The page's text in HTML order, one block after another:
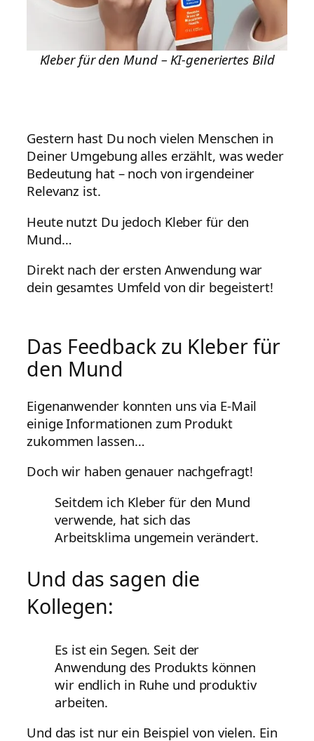
Kleber für den Mund – KI-generiertes Bild
Gestern hast Du noch vielen Menschen in
Deiner Umgebung alles erzählt, was weder
Bedeutung hat – noch von irgendeiner
Relevanz ist.
Heute nutzt Du jedoch Kleber für den
Mund…
Direkt nach der ersten Anwendung war
dein gesamtes Umfeld von dir begeistert!
Das Feedback zu Kleber für
den Mund
Eigenanwender konnten uns via E-Mail
einige Informationen zum Produkt
zukommen lassen…
Doch wir haben genauer nachgefragt!
Seitdem ich Kleber für den Mund
verwende, hat sich das
Arbeitsklima ungemein verändert.
Und das sagen die
Kollegen:
Es ist ein Segen. Seit der
Anwendung des Produkts können
wir endlich in Ruhe und produktiv
arbeiten.
Und das ist nur ein Beispiel von vielen. Ein